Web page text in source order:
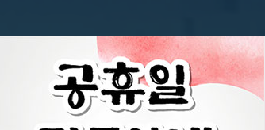
병원
수술의 새로운 표준을 제시